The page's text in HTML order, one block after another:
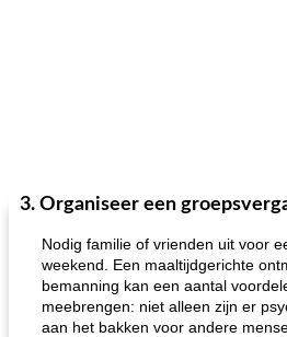
3. Organiseer een
Nodig familie of vrienden uit voor
weekend. Een maaltijdgerichte
bemanning kan een aantal
meebrengen: niet alleen zijn er
aan het bakken voor andere